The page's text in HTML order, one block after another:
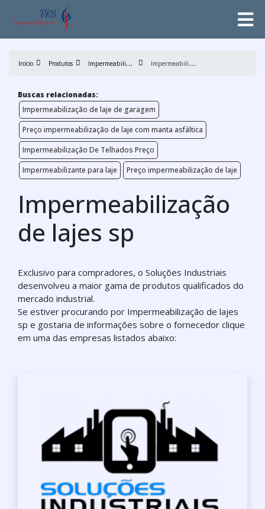
Início Produtos I
mpermeabilização de lajes I
mpermeabilização de lajes sp
Buscas relacionadas:
Impermeabilização de laje de garagem
Preço impermeabilização de laje com manta asfáltica
Impermeabilização De Telhados Preço
Impermeabilizante para laje
Preço impermeabilização de laje
Impermeabilização
de lajes sp
Exclusivo para compradores, o Soluções Industriais
desenvolveu a maior gama de produtos qualificados do
mercado industrial.
Se estiver procurando por Impermeabilização de lajes
sp e gostaria de informações sobre o fornecedor clique
em uma das empresas listados abaixo: